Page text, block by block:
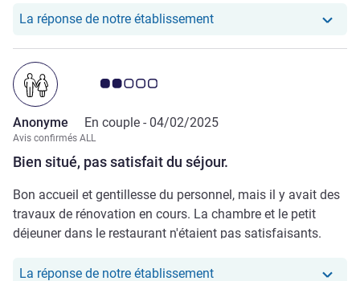
La réponse de notre établissementNotre hôtel a repondu au
Bien situé, pas satisfait du séjour.
Note Avis clients 2.0/5
Anonyme En couple - 04/02/2025
Avis confirmés ALL
Bon accueil et gentillesse du personnel, mais il y avait des
travaux de rénovation en cours. La chambre et le petit
déjeuner dans le restaurant n'étaient pas satisfaisants.
La réponse de notre établissementNotre hôtel a repondu au